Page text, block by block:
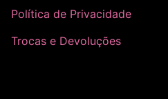
Política de Privacidade
Trocas e Devoluções